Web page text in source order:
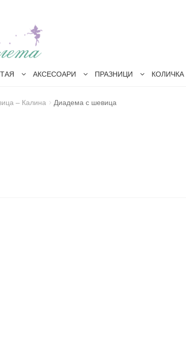
АКСЕСОАРИ ПРАЗНИЦИ КОЛИЧКА
– Калина Диадема с шевица